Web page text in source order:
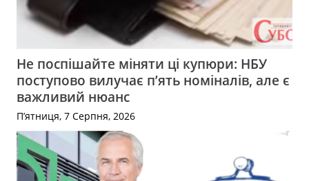
Не поспішайте міняти ці купюри: НБУ
поступово вилучає п’ять номіналів, але є
важливий нюанс
П’ятниця, 7 Серпня, 2026